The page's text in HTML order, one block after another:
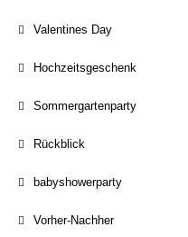
Valentines Day
Hochzeitsgeschenk
Sommergartenparty
Rückblick
babyshowerparty
Vorher-Nachher